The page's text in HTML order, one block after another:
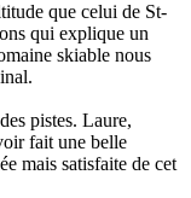
que celui de St-
qui explique un
skiable nous
pistes. Laure,
fait une belle
mais satisfaite de cet